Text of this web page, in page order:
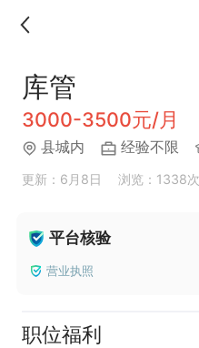
库管
3000-3500元/月
县城内 经验不限
更新：6月8日 浏览：1338次
平台核验
营业执照
职位福利